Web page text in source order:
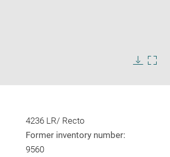
4236 LR/ Recto
Former inventory number:
9560